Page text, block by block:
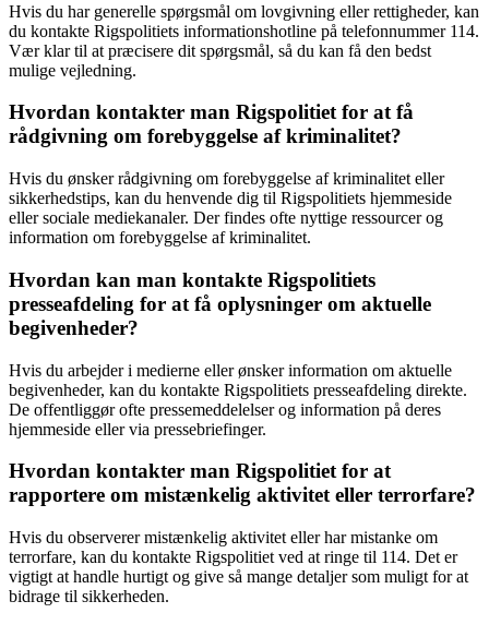
Hvis du har generelle spørgsmål om lovgivning eller rettigheder, kan
du kontakte Rigspolitiets informationshotline på telefonnummer 114.
Vær klar til at præcisere dit spørgsmål, så du kan få den bedst
mulige vejledning.
Hvordan kontakter man Rigspolitiet for at få
rådgivning om forebyggelse af kriminalitet?
Hvis du ønsker rådgivning om forebyggelse af kriminalitet eller
sikkerhedstips, kan du henvende dig til Rigspolitiets hjemmeside
eller sociale mediekanaler. Der findes ofte nyttige ressourcer og
information om forebyggelse af kriminalitet.
Hvordan kan man kontakte Rigspolitiets
presseafdeling for at få oplysninger om aktuelle
begivenheder?
Hvis du arbejder i medierne eller ønsker information om aktuelle
begivenheder, kan du kontakte Rigspolitiets presseafdeling direkte.
De offentliggør ofte pressemeddelelser og information på deres
hjemmeside eller via pressebriefinger.
Hvordan kontakter man Rigspolitiet for at
rapportere om mistænkelig aktivitet eller terrorfare?
Hvis du observerer mistænkelig aktivitet eller har mistanke om
terrorfare, kan du kontakte Rigspolitiet ved at ringe til 114. Det er
vigtigt at handle hurtigt og give så mange detaljer som muligt for at
bidrage til sikkerheden.